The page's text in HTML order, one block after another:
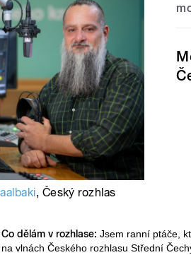
, Český rozhlas
Co dělám v rozhlase: Jsem ranní ptáče,
na vlnách Českého rozhlasu Střední